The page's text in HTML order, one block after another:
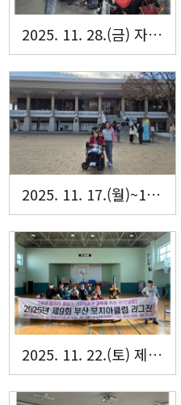
2025. 11. 28.(금) 자조모임'다모아' 평가회
2025. 11. 17.(월)~18.(화) 자립생활주택 해내리홈 자유여행
2025. 11. 22.(토) 제9회 부산보치아 클럽 리그전